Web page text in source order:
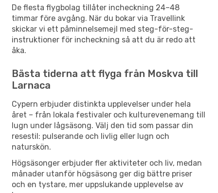
De flesta flygbolag tillåter incheckning 24–48
timmar före avgång. När du bokar via Travellink
skickar vi ett påminnelsemejl med steg-för-steg-
instruktioner för incheckning så att du är redo att
åka.
Bästa tiderna att flyga från Moskva till
Larnaca
Cypern erbjuder distinkta upplevelser under hela
året – från lokala festivaler och kulturevenemang till
lugn under lågsäsong. Välj den tid som passar din
resestil: pulserande och livlig eller lugn och
naturskön.
Högsäsonger erbjuder fler aktiviteter och liv, medan
månader utanför högsäsong ger dig bättre priser
och en tystare, mer uppslukande upplevelse av